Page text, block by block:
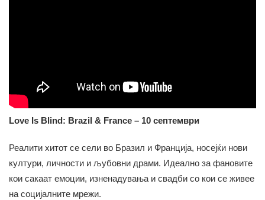
Love Is Blind: Brazil & France – 10 септември
Реалити хитот се сели во Бразил и Франција, носејќи нови
култури, личности и љубовни драми. Идеално за фановите
кои сакаат емоции, изненадувања и свадби со кои се живее
на социјалните мрежи.